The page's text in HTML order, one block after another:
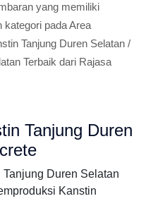
yang memiliki
kategori pada Area
Tanjung Duren Selatan /
Terbaik dari Rajasa
Tanjung Duren
Duren Selatan
Kanstin